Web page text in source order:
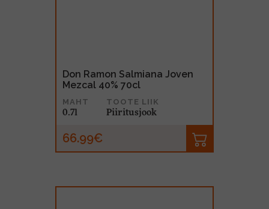
Don Ramon Salmiana Joven
Mezcal 40% 70cl
MAHT
0.7l
TOOTE LIIK
Piiritusjook
66.99€